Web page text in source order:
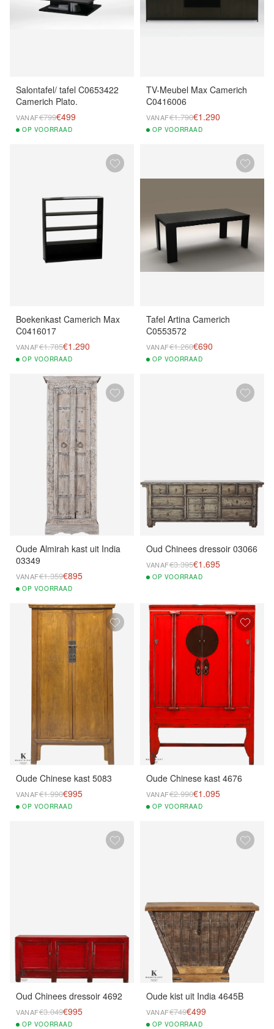
Salontafel/ tafel C0653422
Camerich Plato.
VANAF€799€499
OP VOORRAAD
TV-Meubel Max Camerich
C0416006
VANAF€1.790€1.290
OP VOORRAAD
Boekenkast Camerich Max
C0416017
VANAF€1.785€1.290
OP VOORRAAD
Tafel Artina Camerich
C0553572
VANAF€1.260€690
OP VOORRAAD
Oude Almirah kast uit India
03349
VANAF€1.359€895
OP VOORRAAD
Oud Chinees dressoir 03066
VANAF€3.395€1.695
OP VOORRAAD
Oude Chinese kast 5083
VANAF€1.990€995
OP VOORRAAD
Oude Chinese kast 4676
VANAF€2.990€1.095
OP VOORRAAD
Oud Chinees dressoir 4692
VANAF€3.049€995
OP VOORRAAD
Oude kist uit India 4645B
VANAF€749€499
OP VOORRAAD